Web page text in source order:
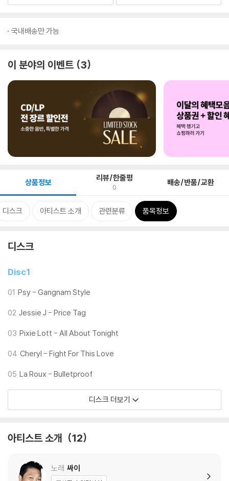
국내배송만 가능
이 분야의 이벤트 3
상품정보 리뷰/한줄평
0 배송/반품/교환
디스크 아티스트 소개 관련분류 품목정보
디스크
Disc1
01 Psy - Gangnam Style
02 Jessie J - Price Tag
03 Pixie Lott - All About Tonight
04 Cheryl - Fight For This Love
05 La Roux - Bulletproof
디스크 더보기
아티스트 소개 12
노래 싸이